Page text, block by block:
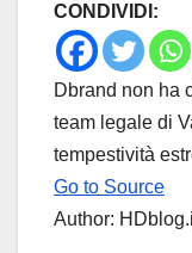
CONDIVIDI:
Dbrand non ha
team legale di
tempestività
Go to Source
Author: